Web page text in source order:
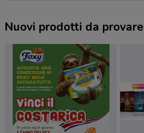
Nuovi prodotti da provare